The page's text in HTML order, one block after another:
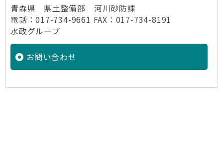
青森県 県土整備部 河川砂防課
電話：017-734-9661 FAX：017-734-8191
水政グループ
お問い合わせ